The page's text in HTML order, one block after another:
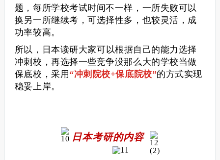
题，每所学校考试时间不一样，一所失败可以
换另一所继续考，可选择性多，也较灵活，成
功率较高。
所以， 日本读研大家可以根据自己的能力选择
冲刺校，再选择一些竞争没那么大的学校当做
保底校，采用 “冲刺院校+保底院校”的方式实现
稳妥上岸。
日本考研的内容